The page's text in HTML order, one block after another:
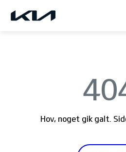
Hov, noget gik galt.